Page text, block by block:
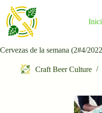
contenido
Cervezas de la semana (2#4/
Craft Beer Culture